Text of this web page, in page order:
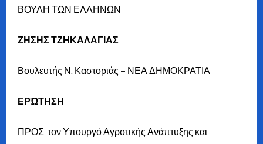
ΒΟΥΛΗ ΤΩΝ ΕΛΛΗΝΩΝ
ΖΗΣΗΣ ΤΖΗΚΑΛΑΓΙΑΣ
Βουλευτής Ν. Καστοριάς – ΝΕΑ ΔΗΜΟΚΡΑΤΙΑ
ΕΡΏΤΗΣΗ
ΠΡΟΣ τον Υπουργό Αγροτικής Ανάπτυξης και